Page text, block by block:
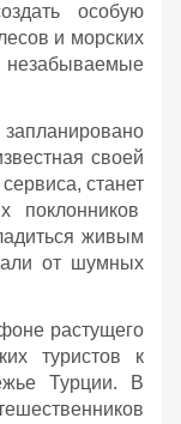
особую
и морских
незабываемые
своей
станет
поклонников
живым
от шумных
растущего
туристов к
Турции. В